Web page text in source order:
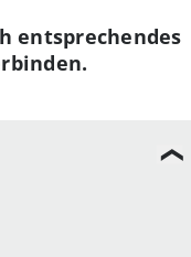
entsprechendes